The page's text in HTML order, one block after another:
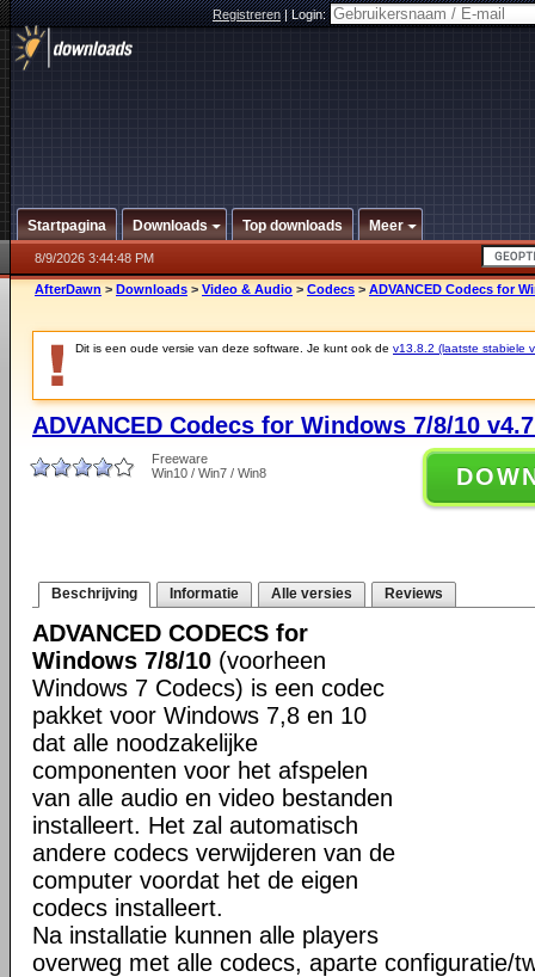
Registreren|Login:
Startpagina Downloads Top downloads Meer
8/9/2026 3:44:48 PM
AfterDawn > Downloads > Video & Audio > Codecs > ADVANCED Codecs for
Dit is een oude versie van deze software. Je kunt ook de v13.8.2 (laatste stabiele
ADVANCED Codecs for Windows 7/8/10
Freeware
Win10 / Win7 / Win8
Beschrijving Informatie Alle versies Reviews
ADVANCED CODECS for
Windows 7/8/10 (voorheen
Windows 7 Codecs) is een codec
pakket voor Windows 7,8 en 10
dat alle noodzakelijke
componenten voor het afspelen
van alle audio en video bestanden
installeert. Het zal automatisch
andere codecs verwijderen van de
computer voordat het de eigen
codecs installeert.
Na installatie kunnen alle players
overweg met alle codecs, aparte configuratie/